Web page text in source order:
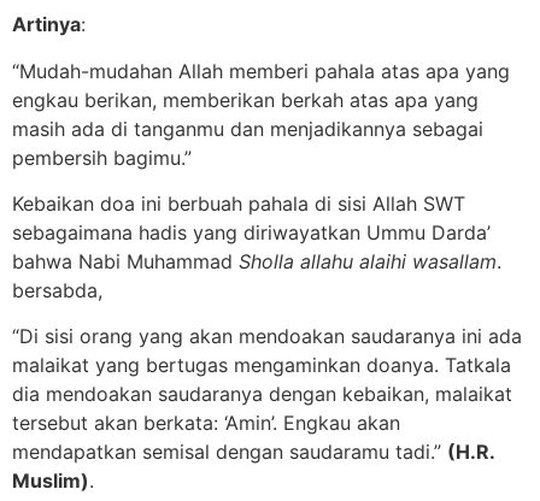
Artinya:
“Mudah-mudahan Allah memberi pahala atas apa yang
engkau berikan, memberikan berkah atas apa yang
masih ada di tanganmu dan menjadikannya sebagai
pembersih bagimu.”
Kebaikan doa ini berbuah pahala di sisi Allah SWT
sebagaimana hadis yang diriwayatkan Ummu Darda’
bahwa Nabi Muhammad Sholla allahu alaihi wasallam.
bersabda,
“Di sisi orang yang akan mendoakan saudaranya ini ada
malaikat yang bertugas mengaminkan doanya. Tatkala
dia mendoakan saudaranya dengan kebaikan, malaikat
tersebut akan berkata: ‘Amin’. Engkau akan
mendapatkan semisal dengan saudaramu tadi.” (H.R.
Muslim).